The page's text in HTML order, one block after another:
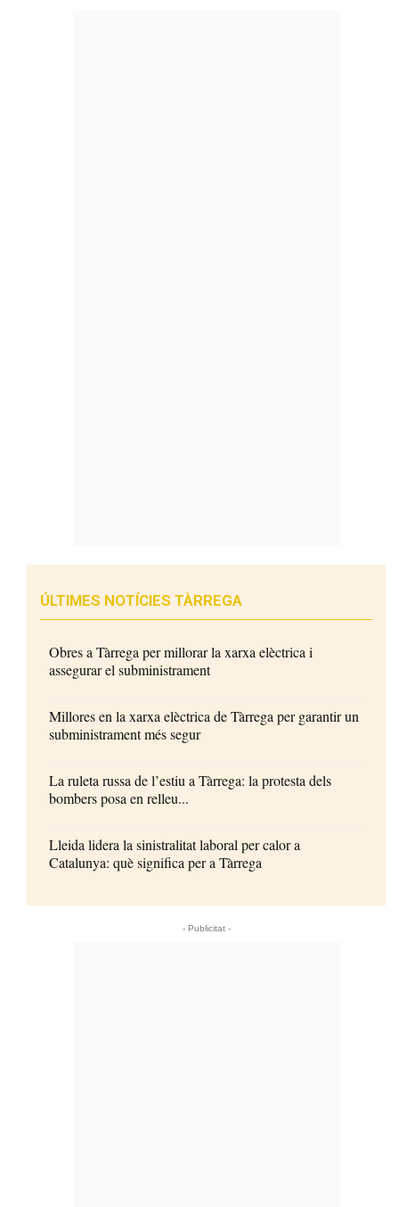
ÚLTIMES NOTÍCIES TÀRREGA
Obres a Tàrrega per millorar la xarxa elèctrica i
assegurar el subministrament
Millores en la xarxa elèctrica de Tàrrega per garantir un
subministrament més segur
La ruleta russa de l’estiu a Tàrrega: la protesta dels
bombers posa en relleu...
Lleida lidera la sinistralitat laboral per calor a
Catalunya: què significa per a Tàrrega
- Publicitat -